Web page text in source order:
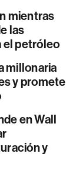
mientras
las
el petróleo
millonaria
y promete
en Wall
y